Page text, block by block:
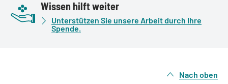
Wissen hilft weiter
Unterstützen Sie unsere Arbeit durch Ihre
Spende.
Nach oben